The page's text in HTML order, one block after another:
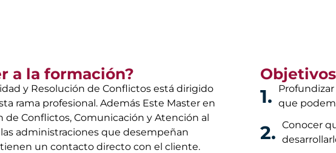
a la formación?
y Resolución de Conflictos está dirigido
rama profesional. Además Este Master en
de Conflictos, Comunicación y Atención al
administraciones que desempeñan
un contacto directo con el cliente.
Objetivos
1. que
2. Conocer